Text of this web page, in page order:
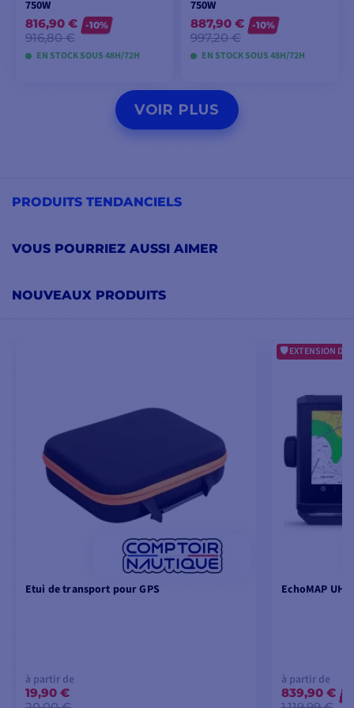
750W
816,90 €
916,80 €
-10%
EN STOCK SOUS 48H/72H
AJOUTER AU
750W
887,90 €
997,20 €
-10%
EN STOCK SOUS 48H/72H
AJOUTER AU
VOIR PLUS
PRODUITS TENDANCIELS
VOUS POURRIEZ AUSSI AIMER
NOUVEAUX PRODUITS
Etui de transport pour GPS
à partir de
19,90 €
EXTENSION DE
EchoMAP
à partir de
839,90 €